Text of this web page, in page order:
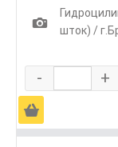
1
шток) /
- +
Ä